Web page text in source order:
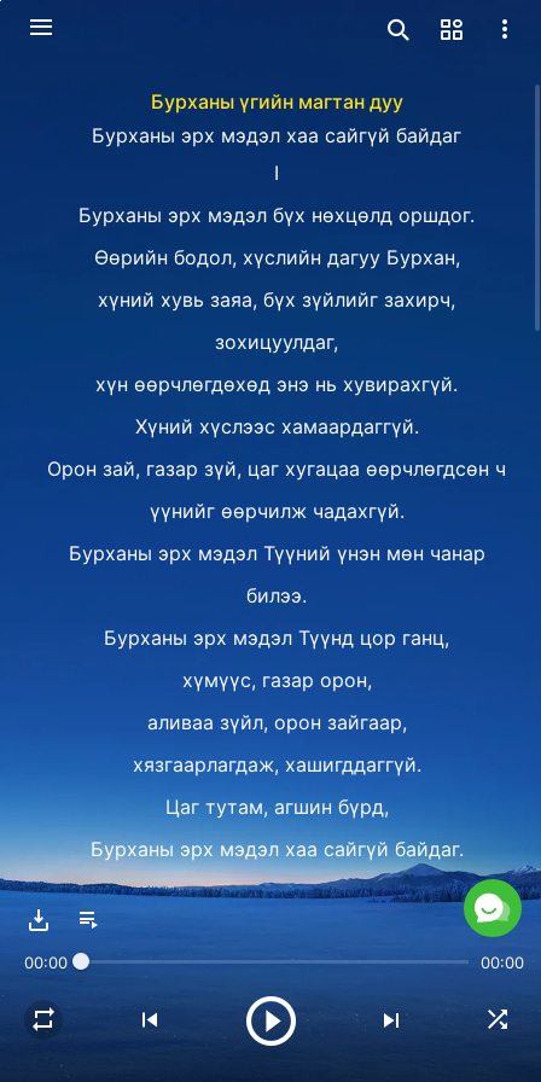
Бурханы үгийн магтан дуу
Бурханы эрх мэдэл хаа сайгүй байдаг
Ⅰ
Бурханы эрх мэдэл бүх нөхцөлд оршдог.
Өөрийн бодол, хүслийн дагуу Бурхан,
хүний хувь заяа, бүх зүйлийг захирч,
зохицуулдаг,
хүн өөрчлөгдөхөд энэ нь хувирахгүй.
Хүний хүслээс хамаардаггүй.
Орон зай, газар зүй, цаг хугацаа өөрчлөгдсөн ч
үүнийг өөрчилж чадахгүй.
Бурханы эрх мэдэл Түүний үнэн мөн чанар
билээ.
Бурханы эрх мэдэл Түүнд цор ганц,
хүмүүс, газар орон,
аливаа зүйл, орон зайгаар,
хязгаарлагдаж, хашигддаггүй.
Цаг тутам, агшин бүрд,
Бурханы эрх мэдэл хаа сайгүй байдаг.
Тэнгэр, газар алга болсон ч
Хүн Бурханы захиралтыг мэдэж,
00:00 00:00